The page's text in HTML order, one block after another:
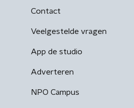
Contact
Veelgestelde vragen
App de studio
Adverteren
NPO Campus